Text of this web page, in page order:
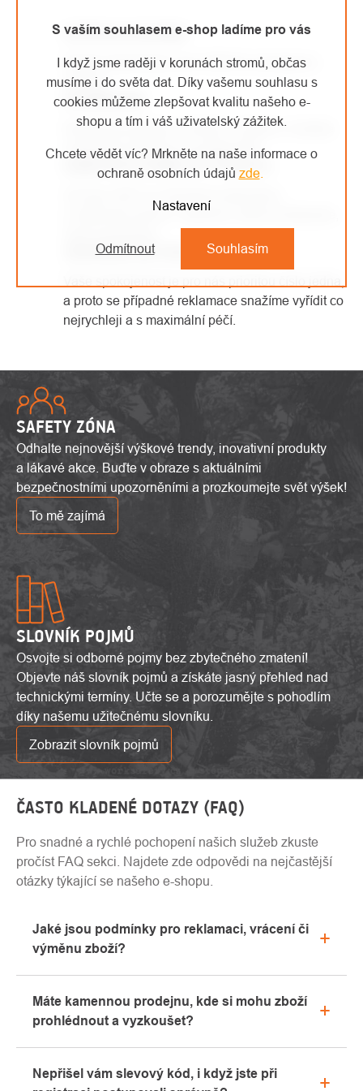
S vaším souhlasem e-shop ladíme pro vás
I když jsme raději v korunách stromů, občas
musíme i do světa dat. Díky vašemu souhlasu s
cookies můžeme zlepšovat kvalitu našeho e-
shopu a tím i váš uživatelský zážitek.
Chcete vědět víc? Mrkněte na naše informace o
ochraně osobních údajů zde.
Nastavení
Odmítnout Souhlasím
VÝPISU
DOPRAVA ZDARMA
Každá objednávka nad 1500 Kč má dopravu
zdarma.
SHOWROOM
Kamenná prodejna v Kolíně, ve které si můžete
vyzkoušet vybavení na vlastní kůži.
SAMI PRACUJEME VE VÝŠKÁCH
a výškovým pracím. Vybavení, které prodáváme,
JEDNODUCHÉ VRÁCENÍ ZBOŽÍ
a proto se případné reklamace snažíme vyřídit co
nejrychleji a s maximální péčí.
SAFETY ZÓNA
Odhalte nejnovější výškové trendy, inovativní produkty
a lákavé akce. Buďte v obraze s aktuálními
bezpečnostními upozorněními a prozkoumejte svět výšek!
To mě zajímá
SLOVNÍK POJMŮ
Osvojte si odborné pojmy bez zbytečného zmatení!
Objevte náš slovník pojmů a získáte jasný přehled nad
technickými termíny. Učte se a porozumějte s pohodlím
díky našemu užitečnému slovníku.
Zobrazit slovník pojmů
ČASTO KLADENÉ DOTAZY (FAQ)
Pro snadné a rychlé pochopení našich služeb zkuste
pročíst FAQ sekci. Najdete zde odpovědi na nejčastější
otázky týkající se našeho e-shopu.
Jaké jsou podmínky pro reklamaci, vrácení či
výměnu zboží?
v sekci "Vše o nákupu" nebo nás kontaktujte
emailem či telefonicky.
Máte kamennou prodejnu, kde si mohu zboží
prohlédnout a vyzkoušet?
Rádi vám zde poradíme s výběrem vhodného
Nepřišel vám slevový kód, i když jste při